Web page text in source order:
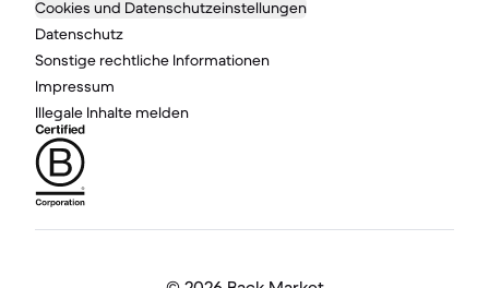
Cookies und Datenschutzeinstellungen
Datenschutz
Sonstige rechtliche Informationen
Impressum
Illegale Inhalte melden